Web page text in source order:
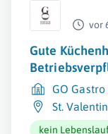
vor
Gute
GO
St. Valentin
kein